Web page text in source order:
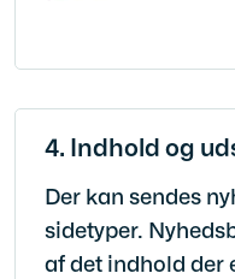
4. Indhold og
Der kan sendes
sidetyper.
af det indhold der